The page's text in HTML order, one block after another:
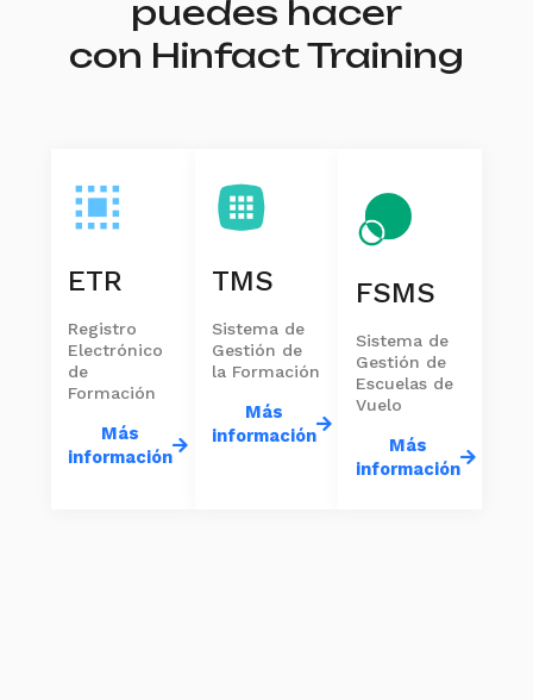
puedes hacer
con Hinfact Training
ETR
Registro
Electrónico
de
Formación
Más
información
TMS
Sistema de
Gestión de
la Formación
Más
información
FSMS
Sistema de
Gestión de
Escuelas de
Vuelo
Más
información